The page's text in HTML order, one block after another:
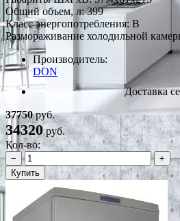
Общий объем, л: 399
Класс энергопотребления: B
Размораживание холодильной
Производитель:
DON
Доставка
37750руб.
34320руб.
Кол-во:
−
+
Купить